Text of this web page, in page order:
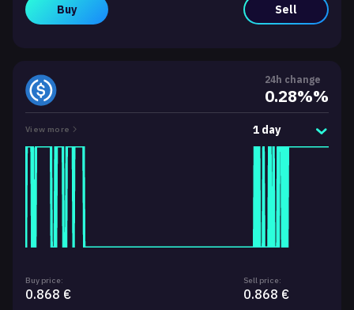
Buy Sell
24h change
0.28%%
View more 1 day
Buy price:
0.868 €
Sell price:
0.868 €